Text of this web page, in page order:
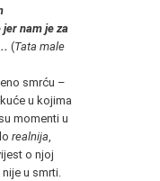
nam je za
(Tata male
smrću –
u kojima
momenti u
realnija
o njoj
u smrti.